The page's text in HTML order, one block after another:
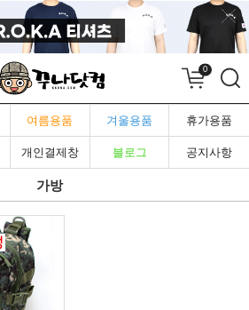
0
여름용품 겨울용품 휴가용품
개인결제창 블로그 공지사항
가방